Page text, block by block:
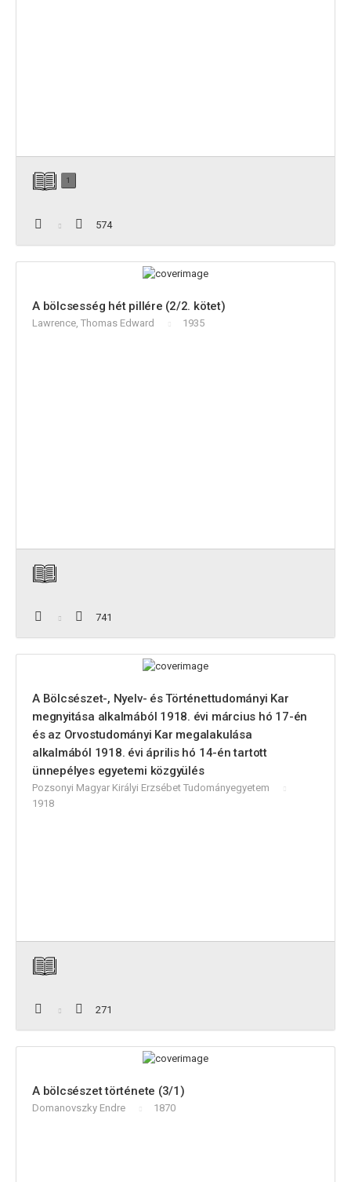
1
574
A bölcsesség hét pillére (2/2. kötet)
Lawrence, Thomas Edward 1935
741
A Bölcsészet-, Nyelv- és Történettudományi Kar
megnyitása alkalmából 1918. évi március hó 17-én
és az Orvostudományi Kar megalakulása
alkalmából 1918. évi április hó 14-én tartott
ünnepélyes egyetemi közgyülés
Pozsonyi Magyar Királyi Erzsébet Tudományegyetem
1918
271
A bölcsészet története (3/1)
Domanovszky Endre 1870